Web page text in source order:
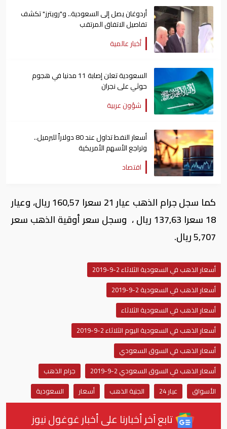
أردوغان يصل إلى السعودية.. و"رويترز" تكشف
تفاصيل الاتفاق المرتقب
أخبار عالمية
السعودية تعلن إصابة 11 مدنيا في هجوم
حوثي على نجران
شؤون عربية
أسعار النفط تداول عند 80 دولاراً للبرميل..
وتراجع الأسهم الأمريكية
اقتصاد
كما سجل جرام الذهب عيار 21 سعرا 160,57 ريال، وعيار
18 سعرا 137,63 ريال ، وسجل سعر أوقية الذهب سعر
5,707 ريال.
أسعار الذهب في السعودية الثلاثاء 2-9-2019
أسعار الذهب في السعودية 2-9-2019
أسعار الذهب في السعودية الثلاثاء
أسعار الذهب في السعودية اليوم الثلاثاء 2-9-2019
أسعار الذهب في السوق السعودي
أسعار الذهب في السوق السعودي 2-9-2019
جرام الذهب
الأسواق
عيار 24 الجنية الذهب أسعار السعودية
تابع آخر أخبارنا على أخبار غوغول نيوز